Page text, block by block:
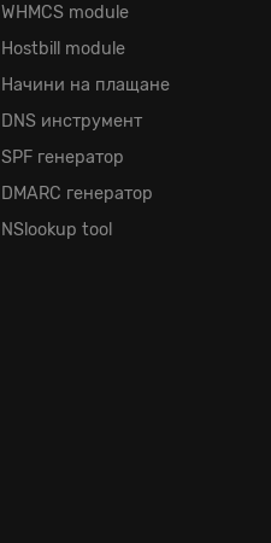
WHMCS module
Hostbill module
Начини на плащане
DNS инструмент
SPF генератор
DMARC генератор
NSlookup tool